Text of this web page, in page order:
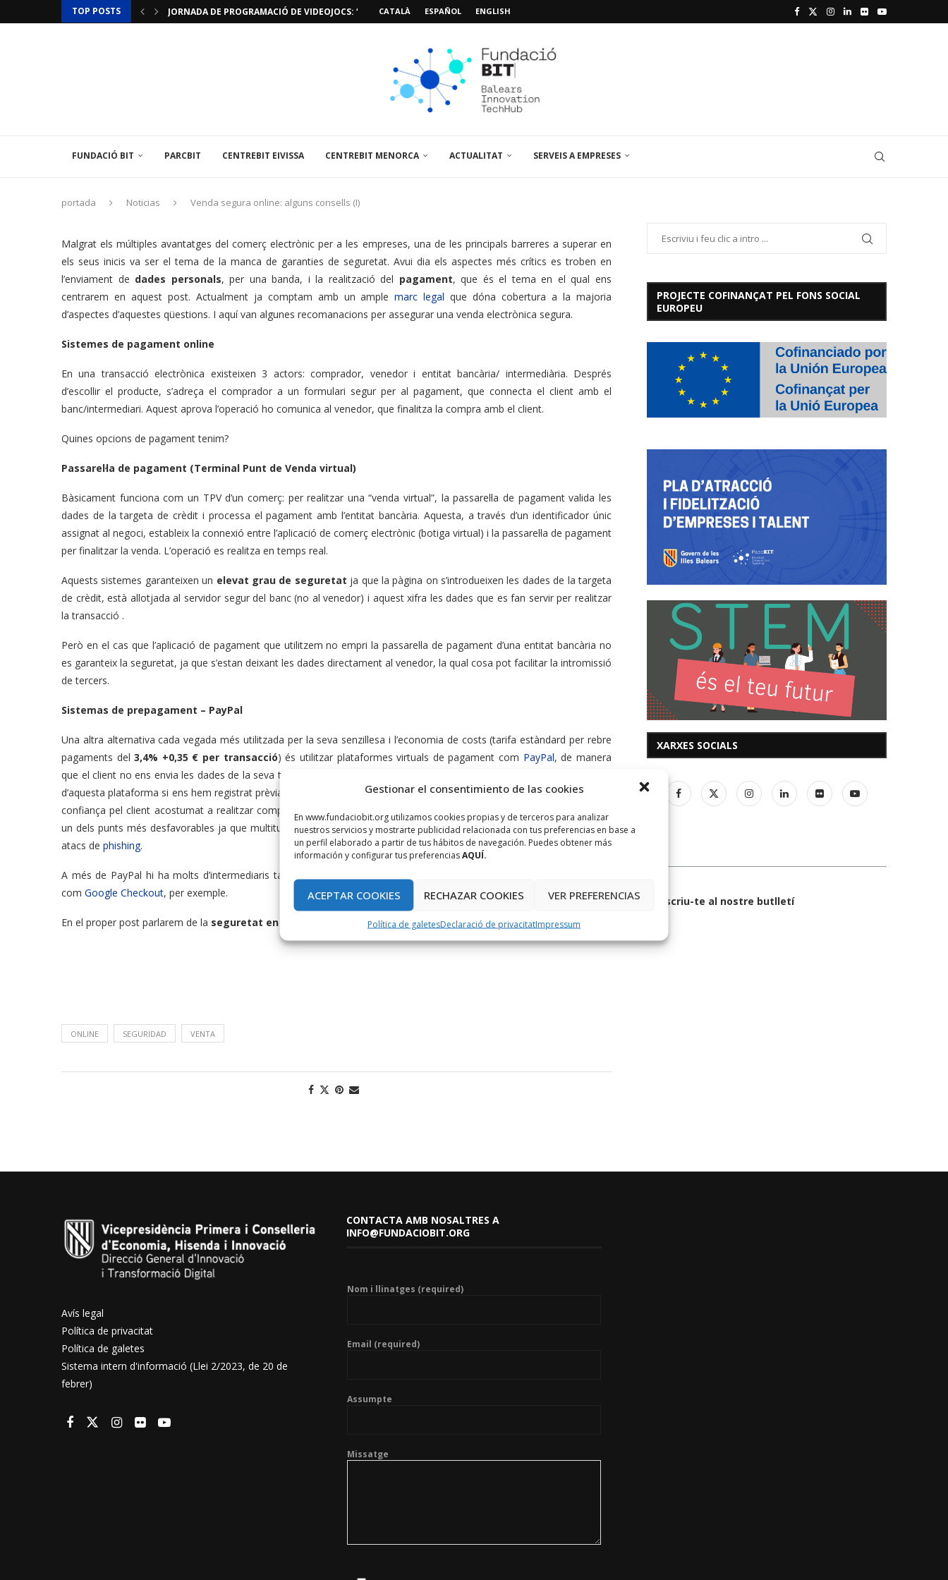
Gestionar el consentimiento de las cookies
En www.fundaciobit.org utilizamos cookies propias y de terceros para analizar
nuestros servicios y mostrarte publicidad relacionada con tus preferencias en base a
un perfil elaborado a partir de tus hábitos de navegación. Puedes obtener más
información y configurar tus preferenciasAQUÍ.
ACEPTAR COOKIES RECHAZAR COOKIES VER PREFERENCIAS
Política de galetesDeclaració de privacitatImpressum
TOP POSTS
JORNADA DE PROGRAMACIÓ DE VIDEOJOCS: “MISSIÓ POSIDÒNIA PRO”
CATALÀ ESPAÑOL ENGLISH
FUNDACIÓ BIT PARCBIT CENTREBIT EIVISSA CENTREBIT MENORCA ACTUALITAT SERVEIS A EMPRESES
portada Noticias Venda segura online: alguns consells (I)
Malgrat els múltiples avantatges del comerç electrònic per a les empreses, una de les principals barreres a superar en
els seus inicis va ser el tema de la manca de garanties de seguretat. Avui dia els aspectes més crítics es troben en
l’enviament de dades personals, per una banda, i la realització del pagament, que és el tema en el qual ens
centrarem en aquest post. Actualment ja comptam amb un amplemarc legal que dóna cobertura a la majoria
d’aspectes d’aquestes qüestions. I aquí van algunes recomanacions per assegurar una venda electrònica segura.
Sistemes de pagament online
En una transacció electrònica existeixen 3 actors: comprador, venedor i entitat bancària/ intermediària. Després
d’escollir el producte, s’adreça el comprador a un formulari segur per al pagament, que connecta el client amb el
banc/intermediari. Aquest aprova l’operació ho comunica al venedor, que finalitza la compra amb el client.
Quines opcions de pagament tenim?
Passarel·la de pagament (Terminal Punt de Venda virtual)
Bàsicament funciona com un TPV d’un comerç: per realitzar una “venda virtual”, la passarel·la de pagament valida les
dades de la targeta de crèdit i processa el pagament amb l’entitat bancària. Aquesta, a través d’un identificador únic
assignat al negoci, estableix la connexió entre l’aplicació de comerç electrònic (botiga virtual) i la passarel·la de pagament
per finalitzar la venda. L’operació es realitza en temps real.
Aquests sistemes garanteixen un elevat grau de seguretat ja que la pàgina on s’introdueixen les dades de la targeta
de crèdit, està allotjada al servidor segur del banc (no al venedor) i aquest xifra les dades que es fan servir per realitzar
la transacció .
Però en el cas que l’aplicació de pagament que utilitzem no empri la passarel·la de pagament d’una entitat bancària no
es garanteix la seguretat, ja que s’estan deixant les dades directament al venedor, la qual cosa pot facilitar la intromissió
de tercers.
Sistemas de prepagament – PayPal
Una altra alternativa cada vegada més utilitzada per la seva senzillesa i l’economia de costs (tarifa estàndard per rebre
pagaments del3,4% +0,35 € per transacció) és utilitzar plataformes virtuals de pagament com PayPal, de manera
que el client no ens envia les dades de la seva targeta o compte bancari, sinó que rebem el pagament directament des
d’aquesta plataforma si ens hem registrat prèviament creant un compte com venedors. És una opció ben coneguda i de
confiança pel client acostumat a realitzar compres a Internet, sobretot microcompres. Curiosament, aquest potser és
un dels punts més desfavorables ja que multitud usuaris malintencionats opten per aquest tipus d’entitats per realitzar
atacs de phishing.
A més de PayPal hi ha molts d’intermediaris també denominats com “agències d’enviament de diners” o passarel·les,
com Google Checkout, per exemple.
En el proper post parlarem de la seguretat en les comunicacions.
ONLINE SEGURIDAD VENTA
PROJECTE COFINANÇAT PEL FONS SOCIAL
EUROPEU
XARXES SOCIALS
Subscriu-te al nostre butlletí
Avís legal
Política de privacitat
Política de galetes
Sistema intern d'informació (Llei 2/2023, de 20 de
febrer)
CONTACTA AMB NOSALTRES A
INFO@FUNDACIOBIT.ORG
Nom i llinatges (required)
Email (required)
Assumpte
Missatge